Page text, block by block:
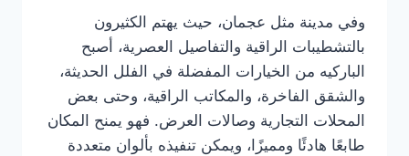
وفي مدينة مثل عجمان، حيث يهتم الكثيرون
بالتشطيبات الراقية والتفاصيل العصرية، أصبح
الباركيه من الخيارات المفضلة في الفلل الحديثة،
والشقق الفاخرة، والمكاتب الراقية، وحتى بعض
المحلات التجارية وصالات العرض. فهو يمنح المكان
طابعًا هادئًا ومميزًا، ويمكن تنفيذه بألوان متعددة